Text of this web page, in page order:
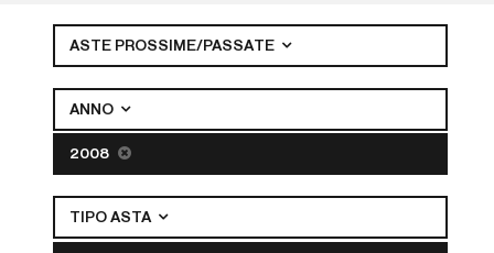
ASTE PROSSIME/PASSATE
ANNO
2008
TIPO ASTA